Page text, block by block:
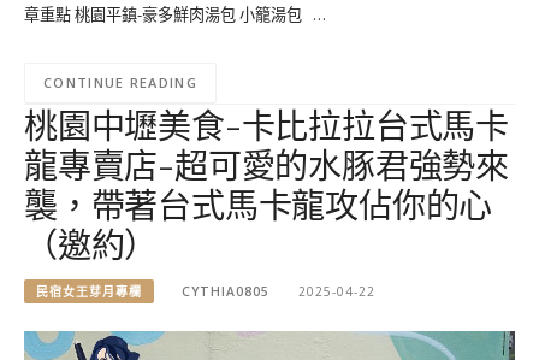
章重點 桃園平鎮-豪多鮮肉湯包 小籠湯包 …
CONTINUE READING
桃園中壢美食-卡比拉拉台式馬卡
龍專賣店-超可愛的水豚君強勢來
襲，帶著台式馬卡龍攻佔你的心
（邀約）
民宿女王芽月專欄 CYTHIA0805 2025-04-22